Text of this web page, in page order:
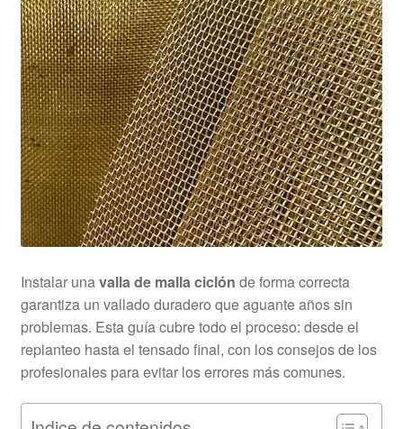
Tramex
Cilindros y Rejillas Filtrantes
Metal Extendido
Grapas
Demister
Instalar unavalla de malla ciclón de forma correcta
garantiza un vallado duradero que aguante años sin
problemas. Esta guía cubre todo el proceso: desde el
replanteo hasta el tensado final, con los consejos de los
profesionales para evitar los errores más comunes.